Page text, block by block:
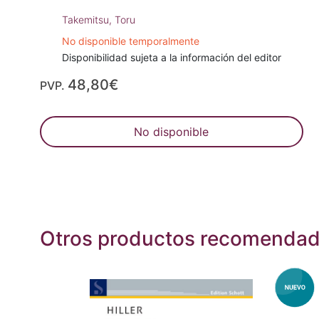
Takemitsu, Toru
No disponible temporalmente
Disponibilidad sujeta a la información del editor
PVP. 48,80€
No disponible
Otros productos